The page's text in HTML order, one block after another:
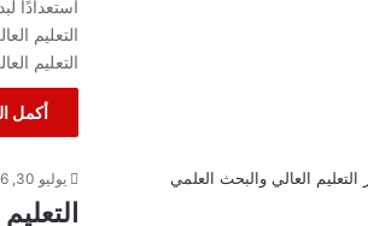
استعدادًا
التعليم
التعليم
أكمل
يوليو 30, 2026